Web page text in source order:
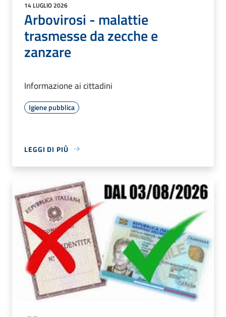
14 LUGLIO 2026
Arbovirosi - malattie
trasmesse da zecche e
zanzare
Informazione ai cittadini
Igiene pubblica
LEGGI DI PIÙ